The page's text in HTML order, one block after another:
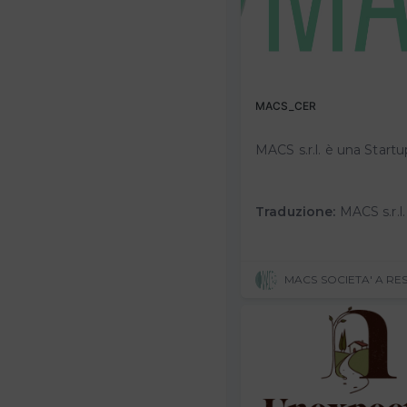
MACS_CER
Traduzione: MACS s.r.l. is an Innovative Startup, founded in 2019, specializing in the management of energy efficiency processes.From the many years of